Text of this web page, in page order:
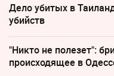
Дело убитых в
убийств
"Никто не полезет":
происходящее в